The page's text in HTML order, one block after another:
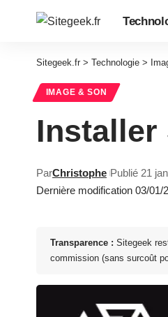
Sitegeek.fr > Technologie >
IMAGE & SON
Installer
Dernière modification 03/01/
ParChristophe Publié 21
Transparence : Sitegeek
commission (sans surcoût